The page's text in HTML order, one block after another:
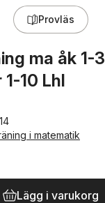
Provläs
ma åk 1-3
10 Lhl
i matematik
Lägg i varukorg